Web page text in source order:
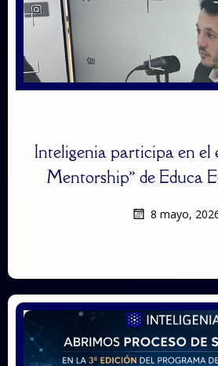
Inteligenia participa en el
Mentorship» de Educa
8 mayo,